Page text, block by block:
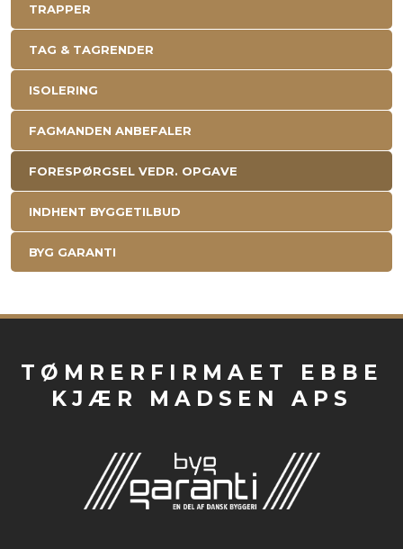
TRAPPER
TAG & TAGRENDER
ISOLERING
FAGMANDEN ANBEFALER
FORESPØRGSEL VEDR. OPGAVE
INDHENT BYGGETILBUD
BYG GARANTI
TØMRERFIRMAET EBBE
KJÆR MADSEN APS